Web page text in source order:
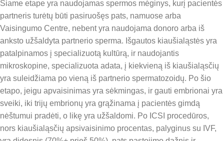
Šiame etape yra naudojamas spermos mėginys, kurį pacientės
partneris turėtų būti pasiruošęs pats, namuose arba
Vaisingumo Centre, nebent yra naudojama donoro arba iš
anksto užšaldyta partnerio sperma. Išgautos kiaušialąstės yra
patalpinamos į specializuotą kultūrą, ir naudojantis
mikroskopine, specializuota adata, į kiekvieną iš kiaušialąsčių
yra suleidžiama po vieną iš partnerio spermatozoidų. Po šio
etapo, jeigu apvaisinimas yra sėkmingas, ir gauti embrionai yra
sveiki, iki trijų embrionų yra grąžinama į pacientės gimdą
nėštumui pradėti, o likę yra užšaldomi. Po ICSI procedūros,
nors kiaušialąsčių apsivaisinimo procentas, palyginus su IVF,